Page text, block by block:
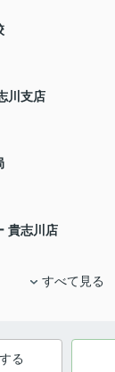
川支店
貴志川店
すべて見る
る